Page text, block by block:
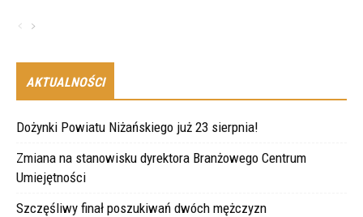
AKTUALNOŚCI
Dożynki Powiatu Niżańskiego już 23 sierpnia!
Zmiana na stanowisku dyrektora Branżowego Centrum
Umiejętności
Szczęśliwy finał poszukiwań dwóch mężczyzn